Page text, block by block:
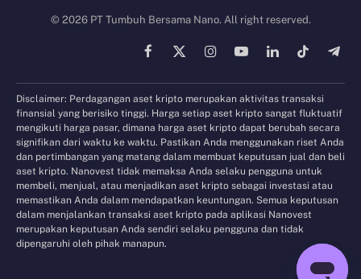
© 2026 PT Tumbuh Bersama Nano. All right reserved.
Facebook
X
InstagramYouTubeLinkedInTikTok
Disclaimer: Perdagangan aset kripto merupakan aktivitas transaksi
finansial yang berisiko tinggi. Harga setiap aset kripto sangat fluktuatif
mengikuti harga pasar, dimana harga aset kripto dapat berubah secara
signifikan dari waktu ke waktu. Pastikan Anda menggunakan riset Anda
dan pertimbangan yang matang dalam membuat keputusan jual dan beli
aset kripto. Nanovest tidak memaksa Anda selaku pengguna untuk
membeli, menjual, atau menjadikan aset kripto sebagai investasi atau
memastikan Anda dalam mendapatkan keuntungan. Semua keputusan
dalam menjalankan transaksi aset kripto pada aplikasi Nanovest
merupakan keputusan Anda sendiri selaku pengguna dan tidak
dipengaruhi oleh pihak manapun.